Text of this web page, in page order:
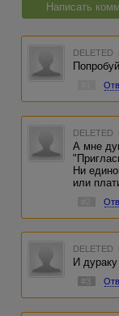
Написать
DELETED
DELETED
А мне
Ни
или
DELETED
И
#3